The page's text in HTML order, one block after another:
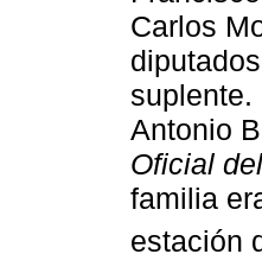
Carlos
suplente.
Antonio
Oficial
familia
estación